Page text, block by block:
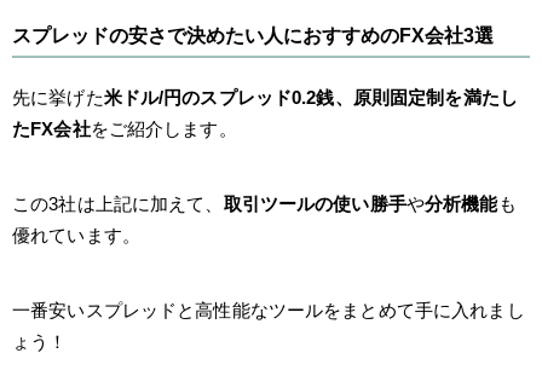
スプレッドの安さで決めたい人におすすめのFX会社3選
先に挙げた米ドル/円のスプレッド0.2銭、原則固定制を満たし
たFX会社をご紹介します。
この3社は上記に加えて、 取引ツールの使い勝手や分析機能も
優れています。
一番安いスプレッドと高性能なツールをまとめて手に入れまし
ょう！